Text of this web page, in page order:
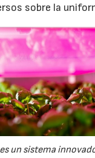
sobre la
un sistema